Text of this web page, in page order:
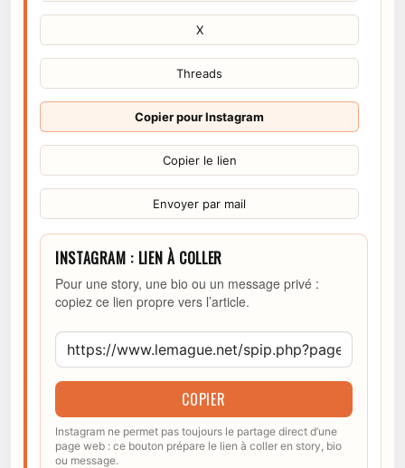
X
Threads
Copier pour Instagram
Copier le lien
Envoyer par mail
INSTAGRAM : LIEN À COLLER
Pour une story, une bio ou un message privé :
copiez ce lien propre vers l’article.
COPIER
Instagram ne permet pas toujours le partage direct d’une
page web : ce bouton prépare le lien à coller en story, bio
ou message.